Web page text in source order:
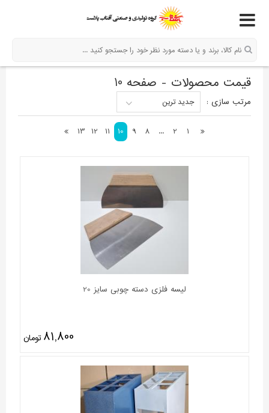
قیمت محصولات - صفحه 10
مرتب سازی : جدید ترین
1
2
...
8
9
10
11
12
13
لیسه فلزی دسته چوبی سایز 20
81,800 تومان